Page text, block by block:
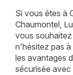
Si vous êtes à
Chaumontel,
vous
n'hésitez pas
les avantages
sécurisée